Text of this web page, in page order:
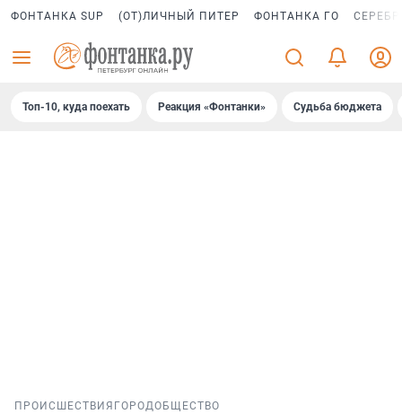
ФОНТАНКА SUP (ОТ)ЛИЧНЫЙ ПИТЕР ФОНТАНКА ГО
Топ-10, куда поехать Реакция «Фонтанки» Судьба бюджета
ПРОИСШЕСТВИЯ ГОРОДОБЩЕСТВО